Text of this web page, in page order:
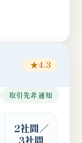
★4.3
取引先非通知
2社間／
3社間